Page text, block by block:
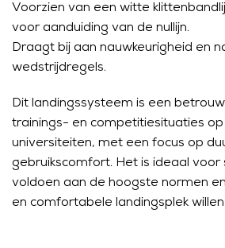
Voorzien van een witte
voor aanduiding van de nullijn.
Draagt bij aan nauwkeurigheid en
wedstrijdregels.
Dit landingssysteem is een
trainings- en competitiesituaties op
universiteiten, met een focus op
gebruikscomfort. Het is ideaal
voldoen aan de hoogste normen
en comfortabele landingsplek